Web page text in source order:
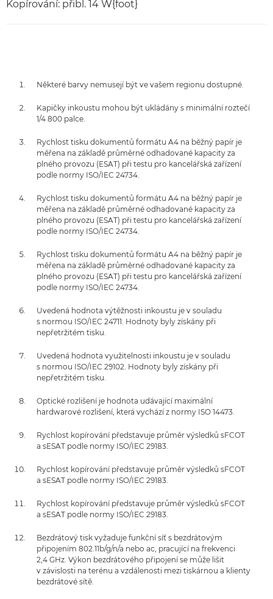
Kopírování: přibl. 14 W{foot}
Některé barvy nemusejí být ve vašem regionu dostupné.
Kapičky inkoustu mohou být ukládány s minimální roztečí
1/4 800 palce.
Rychlost tisku dokumentů formátu A4 na běžný papír je
měřena na základě průměrné odhadované kapacity za
plného provozu (ESAT) při testu pro kancelářská zařízení
podle normy ISO/IEC 24734.
Rychlost tisku dokumentů formátu A4 na běžný papír je
měřena na základě průměrné odhadované kapacity za
plného provozu (ESAT) při testu pro kancelářská zařízení
podle normy ISO/IEC 24734.
Rychlost tisku dokumentů formátu A4 na běžný papír je
měřena na základě průměrné odhadované kapacity za
plného provozu (ESAT) při testu pro kancelářská zařízení
podle normy ISO/IEC 24734.
Uvedená hodnota výtěžnosti inkoustu je v souladu
s normou ISO/IEC 24711. Hodnoty byly získány při
nepřetržitém tisku.
Uvedená hodnota využitelnosti inkoustu je v souladu
s normou ISO/IEC 29102. Hodnoty byly získány při
nepřetržitém tisku.
Optické rozlišení je hodnota udávající maximální
hardwarové rozlišení, která vychází z normy ISO 14473.
Rychlost kopírování představuje průměr výsledků sFCOT
a sESAT podle normy ISO/IEC 29183.
Rychlost kopírování představuje průměr výsledků sFCOT
a sESAT podle normy ISO/IEC 29183.
Rychlost kopírování představuje průměr výsledků sFCOT
a sESAT podle normy ISO/IEC 29183.
Bezdrátový tisk vyžaduje funkční síť s bezdrátovým
připojením 802.11b/g/n/a nebo ac, pracující na frekvenci
2,4 GHz. Výkon bezdrátového připojení se může lišit
v závislosti na terénu a vzdálenosti mezi tiskárnou a klienty
bezdrátové sítě.